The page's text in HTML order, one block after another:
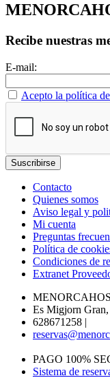
Recibe nuestras
E-mail:
Acepto la política
Contacto
Quienes somos
Aviso legal y
Mi cuenta
Preguntas
Política de
Condiciones de
Extranet
Es Migjorn Gran,
628671258 |
PAGO 100%
Sistema de